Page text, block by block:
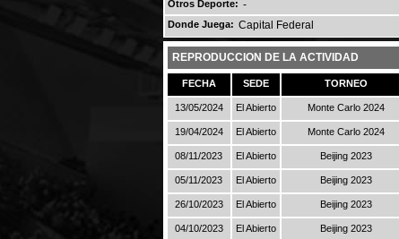
Otros Deporte: -
Donde Juega: Capital Federal
REPRODUCCION DE LA ACTIVIDAD
FECHA SEDE TORNEO
13/05/2024 El Abierto Monte Carlo 2024
19/04/2024 El Abierto Monte Carlo 2024
08/11/2023 El Abierto Beijing 2023
05/11/2023 El Abierto Beijing 2023
26/10/2023 El Abierto Beijing 2023
04/10/2023 El Abierto Beijing 2023